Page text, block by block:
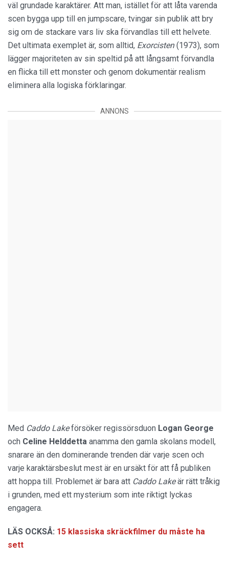
väl grundade karaktärer. Att man, istället för att låta varenda
scen bygga upp till en jumpscare, tvingar sin publik att bry
sig om de stackare vars liv ska förvandlas till ett helvete.
Det ultimata exemplet är, som alltid, Exorcisten(1973), som
lägger majoriteten av sin speltid på att långsamt förvandla
en flicka till ett monster och genom dokumentär realism
eliminera alla logiska förklaringar.
ANNONS
Med Caddo Lakeförsöker regissörsduon Logan George
och Celine Helddetta anamma den gamla skolans modell,
snarare än den dominerande trenden där varje scen och
varje karaktärsbeslut mest är en ursäkt för att få publiken
att hoppa till. Problemet är bara att Caddo Lakeär rätt tråkig
i grunden, med ett mysterium som inte riktigt lyckas
engagera.
LÄS OCKSÅ: 15 klassiska skräckfilmer du måste ha
sett